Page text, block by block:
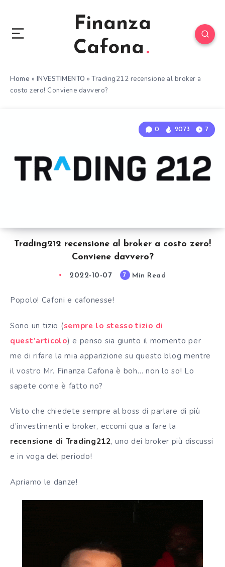
Finanza
Cafona
Home » INVESTIMENTO »Trading212 recensione al broker a
costo zero! Conviene davvero?
0 2073 7
Trading212 recensione al broker a costo zero!
Conviene davvero?
2022-10-07 7 Min Read
Popolo! Cafoni e cafonesse!
Sono un tizio (sempre lo stesso tizio di
quest’articolo) e penso sia giunto il momento per
me di rifare la mia apparizione su questo blog mentre
il vostro Mr. Finanza Cafona è boh… non lo so! Lo
sapete come è fatto no?
Visto che chiedete sempre al boss di parlare di più
d’investimenti e broker, eccomi qua a fare la
recensione di Trading212, uno dei broker più discussi
e in voga del periodo!
Apriamo le danze!